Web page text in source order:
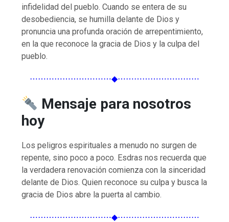
infidelidad del pueblo. Cuando se entera de su
desobediencia, se humilla delante de Dios y
pronuncia una profunda oración de arrepentimiento,
en la que reconoce la gracia de Dios y la culpa del
pueblo.
⋯⋯⋯⋯⋯⋯⋯⋯⋯⋯◆⋯⋯⋯⋯⋯⋯⋯⋯⋯⋯
Mensaje para nosotros
hoy
Los peligros espirituales a menudo no surgen de
repente, sino poco a poco. Esdras nos recuerda que
la verdadera renovación comienza con la sinceridad
delante de Dios. Quien reconoce su culpa y busca la
gracia de Dios abre la puerta al cambio.
⋯⋯⋯⋯⋯⋯⋯⋯⋯⋯◆⋯⋯⋯⋯⋯⋯⋯⋯⋯⋯